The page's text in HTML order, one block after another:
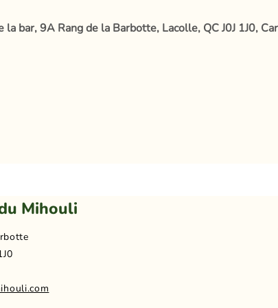
bar, 9A Rang de la Barbotte, Lacolle, QC J0J 1J0,
Mihouli